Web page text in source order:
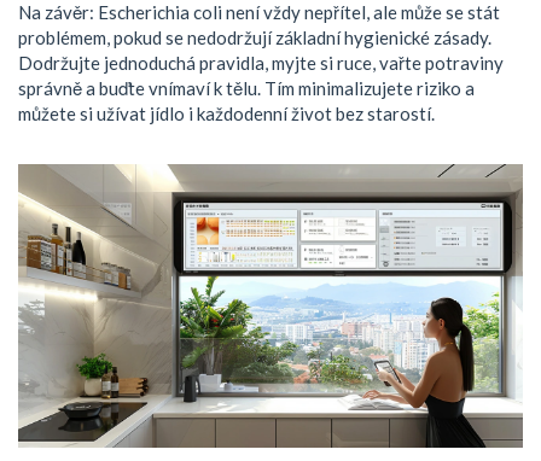
Na závěr: Escherichia coli není vždy nepřítel, ale může se stát
problémem, pokud se nedodržují základní hygienické zásady.
Dodržujte jednoduchá pravidla, myjte si ruce, vařte potraviny
správně a buďte vnímaví k tělu. Tím minimalizujete riziko a
můžete si užívat jídlo i každodenní život bez starostí.